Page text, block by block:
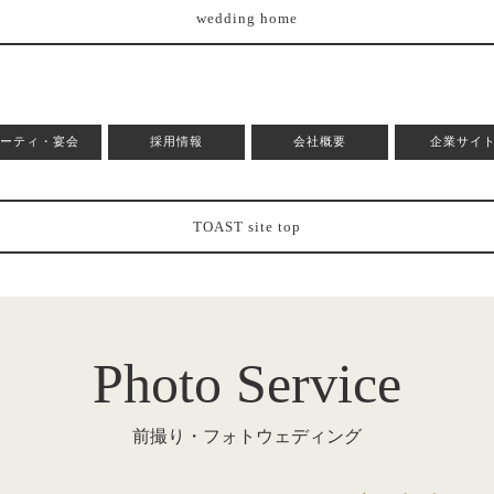
wedding home
ティ・宴会 採用情報 会社概要 企業サイト
TOAST site top
Photo Service
前撮り・フォトウェディング